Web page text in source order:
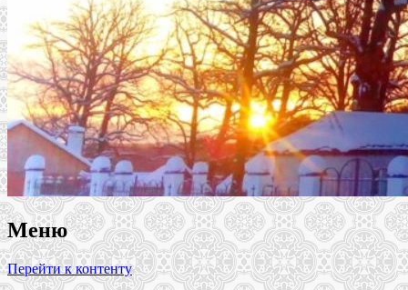
Меню
Перейти к контенту